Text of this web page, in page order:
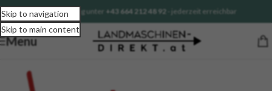
Skip to navigation
Skip to main content
Sofortberatung unter +43 664 212 48 92 - jederzeit erreichbar
Menu